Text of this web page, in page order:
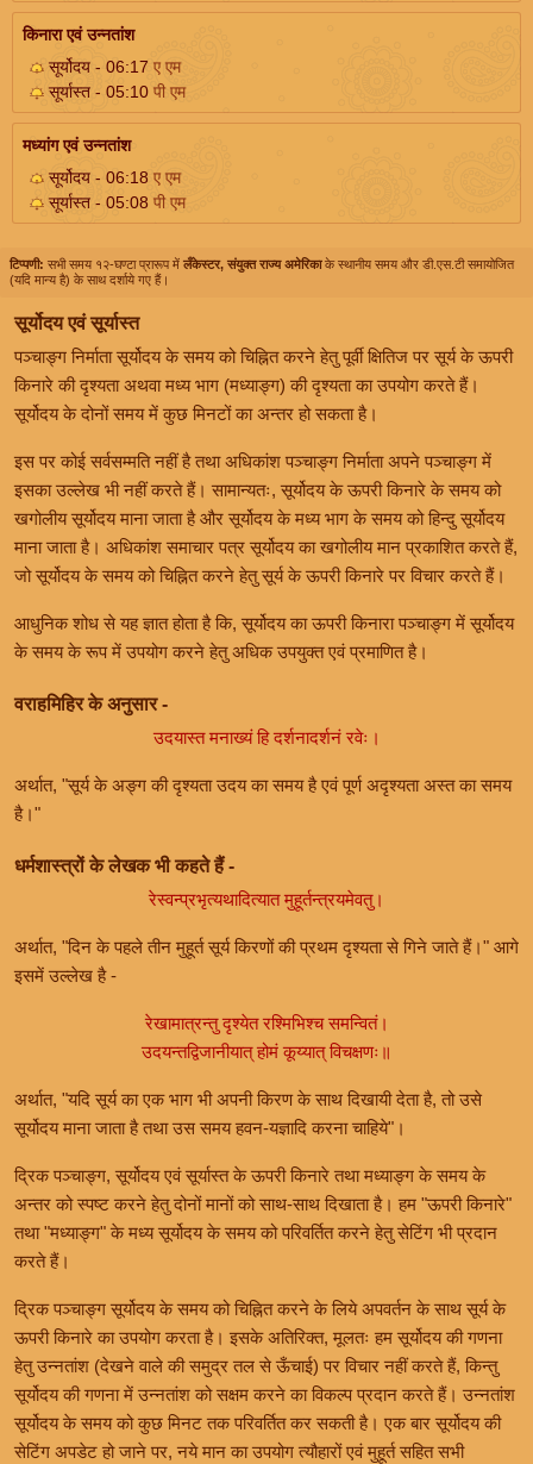
किनारा एवं उन्नतांश
सूर्योदय - 06:17 ए एम
सूर्यास्त - 05:10 पी एम
मध्यांग एवं उन्नतांश
सूर्योदय - 06:18 ए एम
सूर्यास्त - 05:08 पी एम
टिप्पणी: सभी समय १२-घण्टा प्रारूप में लँकेस्टर, संयुक्त राज्य अमेरिकाके स्थानीय समय और डी.एस.टी समायोजित
(यदि मान्य है) के साथ दर्शाये गए हैं।
सूर्योदय एवं सूर्यास्त
पञ्चाङ्ग निर्माता सूर्योदय के समय को चिह्नित करने हेतु पूर्वी क्षितिज पर सूर्य के ऊपरी
किनारे की दृश्यता अथवा मध्य भाग (मध्याङ्ग) की दृश्यता का उपयोग करते हैं।
सूर्योदय के दोनों समय में कुछ मिनटों का अन्तर हो सकता है।
इस पर कोई सर्वसम्मति नहीं है तथा अधिकांश पञ्चाङ्ग निर्माता अपने पञ्चाङ्ग में
इसका उल्लेख भी नहीं करते हैं। सामान्यतः, सूर्योदय के ऊपरी किनारे के समय को
खगोलीय सूर्योदय माना जाता है और सूर्योदय के मध्य भाग के समय को हिन्दु सूर्योदय
माना जाता है। अधिकांश समाचार पत्र सूर्योदय का खगोलीय मान प्रकाशित करते हैं,
जो सूर्योदय के समय को चिह्नित करने हेतु सूर्य के ऊपरी किनारे पर विचार करते हैं।
आधुनिक शोध से यह ज्ञात होता है कि, सूर्योदय का ऊपरी किनारा पञ्चाङ्ग में सूर्योदय
के समय के रूप में उपयोग करने हेतु अधिक उपयुक्त एवं प्रमाणित है।
वराहमिहिर के अनुसार -
उदयास्त मनाख्यं हि दर्शनादर्शनं रवेः।
अर्थात, "सूर्य के अङ्ग की दृश्यता उदय का समय है एवं पूर्ण अदृश्यता अस्त का समय
है।"
धर्मशास्त्रों के लेखक भी कहते हैं -
रेस्वन्प्रभृत्यथादित्यात मुहूर्तन्त्रयमेवतु।
अर्थात, "दिन के पहले तीन मुहूर्त सूर्य किरणों की प्रथम दृश्यता से गिने जाते हैं।" आगे
इसमें उल्लेख है -
रेखामात्रन्तु दृश्येत रश्मिभिश्च समन्वितं।
उदयन्तद्विजानीयात् होमं कूय्यात् विचक्षणः॥
अर्थात, "यदि सूर्य का एक भाग भी अपनी किरण के साथ दिखायी देता है, तो उसे
सूर्योदय माना जाता है तथा उस समय हवन-यज्ञादि करना चाहिये"।
द्रिक पञ्चाङ्ग, सूर्योदय एवं सूर्यास्त के ऊपरी किनारे तथा मध्याङ्ग के समय के
अन्तर को स्पष्ट करने हेतु दोनों मानों को साथ-साथ दिखाता है। हम "ऊपरी किनारे"
तथा "मध्याङ्ग" के मध्य सूर्योदय के समय को परिवर्तित करने हेतु सेटिंग भी प्रदान
करते हैं।
द्रिक पञ्चाङ्ग सूर्योदय के समय को चिह्नित करने के लिये अपवर्तन के साथ सूर्य के
ऊपरी किनारे का उपयोग करता है। इसके अतिरिक्त, मूलतः हम सूर्योदय की गणना
हेतु उन्नतांश (देखने वाले की समुद्र तल से ऊँचाई) पर विचार नहीं करते हैं, किन्तु
सूर्योदय की गणना में उन्नतांश को सक्षम करने का विकल्प प्रदान करते हैं। उन्नतांश
सूर्योदय के समय को कुछ मिनट तक परिवर्तित कर सकती है। एक बार सूर्योदय की
सेटिंग अपडेट हो जाने पर, नये मान का उपयोग त्यौहारों एवं मुहूर्त सहित सभी